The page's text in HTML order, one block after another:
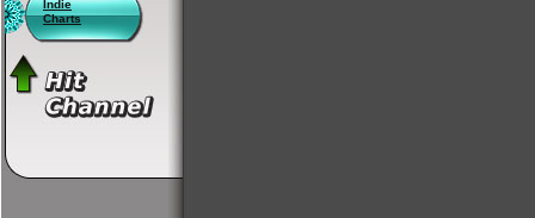
Indie
Charts